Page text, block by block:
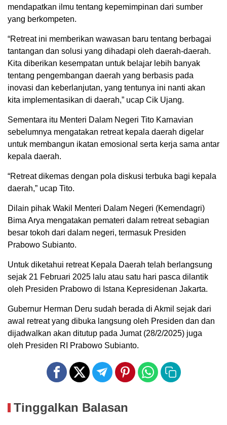
mendapatkan ilmu tentang kepemimpinan dari sumber
yang berkompeten.
“Retreat ini memberikan wawasan baru tentang berbagai
tantangan dan solusi yang dihadapi oleh daerah-daerah.
Kita diberikan kesempatan untuk belajar lebih banyak
tentang pengembangan daerah yang berbasis pada
inovasi dan keberlanjutan, yang tentunya ini nanti akan
kita implementasikan di daerah,” ucap Cik Ujang.
Sementara itu Menteri Dalam Negeri Tito Karnavian
sebelumnya mengatakan retreat kepala daerah digelar
untuk membangun ikatan emosional serta kerja sama antar
kepala daerah.
“Retreat dikemas dengan pola diskusi terbuka bagi kepala
daerah,” ucap Tito.
Dilain pihak Wakil Menteri Dalam Negeri (Kemendagri)
Bima Arya mengatakan pemateri dalam retreat sebagian
besar tokoh dari dalam negeri, termasuk Presiden
Prabowo Subianto.
Untuk diketahui retreat Kepala Daerah telah berlangsung
sejak 21 Februari 2025 lalu atau satu hari pasca dilantik
oleh Presiden Prabowo di Istana Kepresidenan Jakarta.
Gubernur Herman Deru sudah berada di Akmil sejak dari
awal retreat yang dibuka langsung oleh Presiden dan dan
dijadwalkan akan ditutup pada Jumat (28/2/2025) juga
oleh Presiden RI Prabowo Subianto.
Tinggalkan Balasan